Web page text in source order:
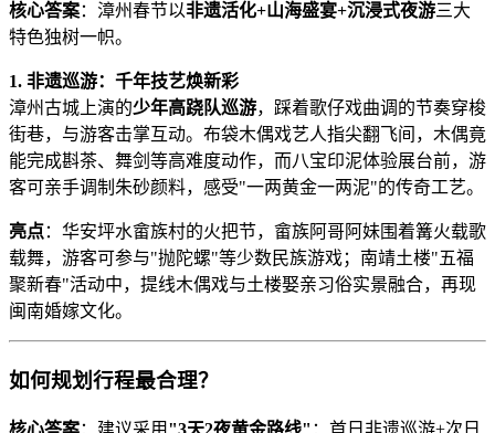
​核心答案​​：漳州春节以​​非遗活化+山海盛宴+沉浸式夜游​​三大
特色独树一帜。
​1. 非遗巡游：千年技艺焕新彩​
漳州古城上演的​​少年高跷队巡游​​，踩着歌仔戏曲调的节奏穿梭
街巷，与游客击掌互动。布袋木偶戏艺人指尖翻飞间，木偶竟
能完成斟茶、舞剑等高难度动作，而八宝印泥体验展台前，游
客可亲手调制朱砂颜料，感受"一两黄金一两泥"的传奇工艺。
​亮点​​：华安坪水畲族村的火把节，畲族阿哥阿妹围着篝火载歌
载舞，游客可参与"抛陀螺"等少数民族游戏；南靖土楼"五福
聚新春"活动中，提线木偶戏与土楼娶亲习俗实景融合，再现
闽南婚嫁文化。
如何规划行程最合理？
​核心答案​​：建议采用​ ​"3天2夜黄金路线"​ ​：首日非遗巡游+次日